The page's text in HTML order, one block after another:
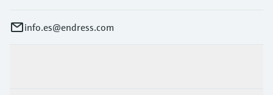
info.es@endress.com